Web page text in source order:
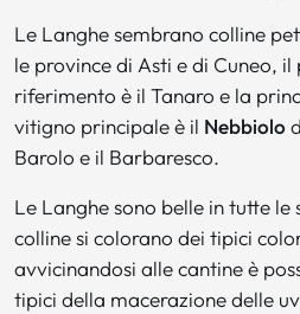
Le Langhe sembrano colline
le province di Asti e di Cuneo,
riferimento è il Tanaro e la
vitigno principale è il Nebbiolo
Barolo e il Barbaresco.
Le Langhe sono belle in tutte
colline si colorano dei tipici
avvicinandosi alle cantine è
tipici della macerazione delle